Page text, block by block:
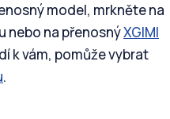
model, mrkněte na
nebo na přenosnýXGIMI
k vám, pomůže vybrat
.